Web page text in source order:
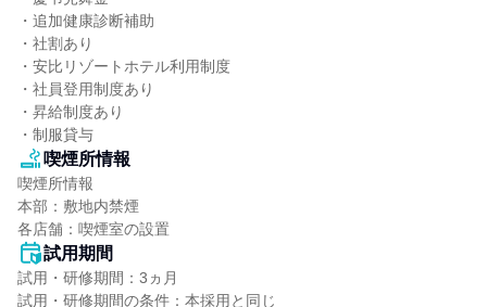
・追加健康診断補助
・社割あり
・安比リゾートホテル利用制度
・社員登用制度あり
・昇給制度あり
・制服貸与
喫煙所情報
喫煙所情報
本部：敷地内禁煙
各店舗：喫煙室の設置
試用期間
試用・研修期間：3ヵ月